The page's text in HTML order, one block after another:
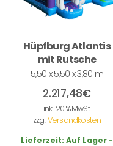
Hüpfburg Atlantis
mit Rutsche
5,50 x 5,50 x 3,80 m
2.217,48€
inkl. 20 % MwSt.
zzgl.Versandkosten
Lieferzeit: Auf Lager -